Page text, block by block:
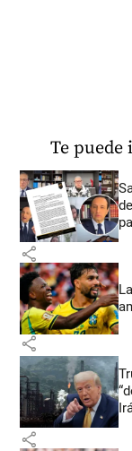
Te puede
share
share
share